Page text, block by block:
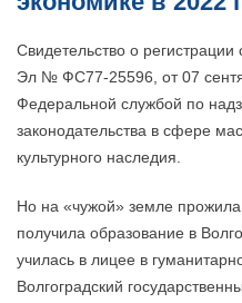
Свидетельство о
Эл № ФC77-25596, от 07
Федеральной службой по
законодательства в сфере
культурного наследия.
Но на «чужой» земле
получила образование в
училась в лицее в
Волгоградский